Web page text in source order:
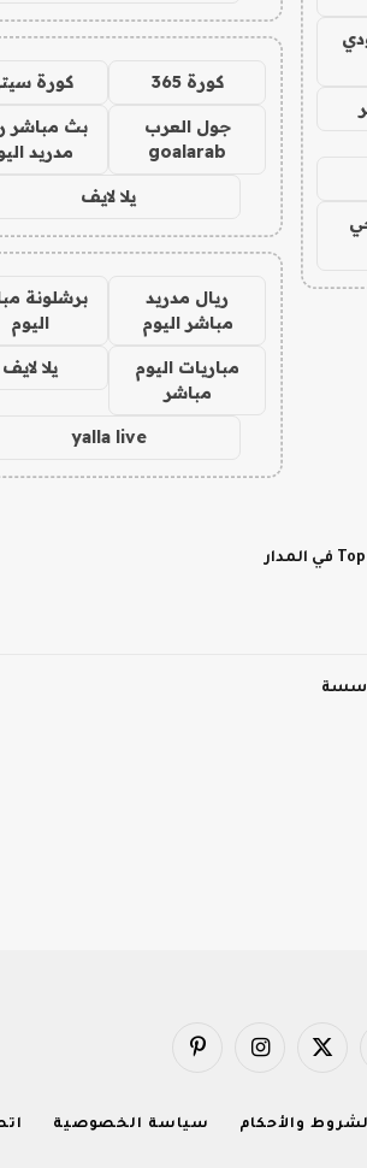
كورة 365 كورة
جول العرب
goalarab
بث مباشر
مدريد
يلا لايف
ريال مدريد
مباشر اليوم
برشلونة
اليوم
مباريات اليوم
مباشر
يلا لايف
yalla live
X
الانستغرامبينتيريست
والأحكام سياسة الخصوصية